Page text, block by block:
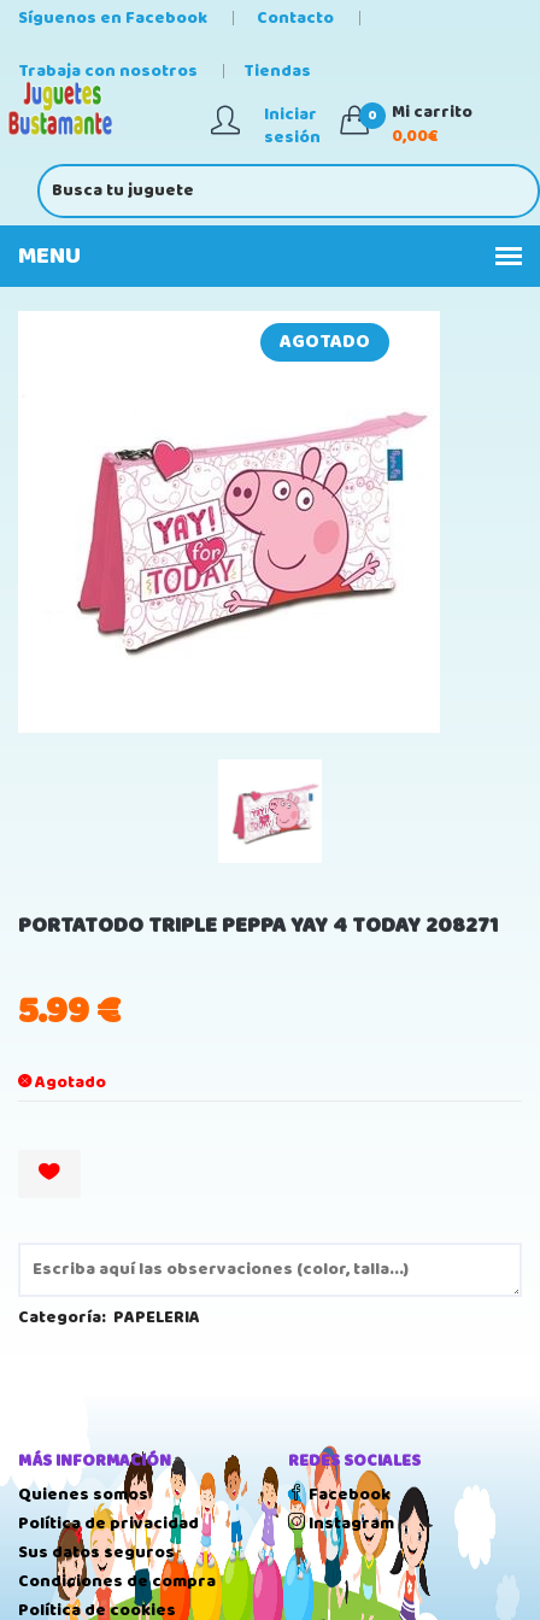
Síguenos en Facebook
Contacto
Trabaja con nosotros
Tiendas
Iniciar
sesión
0
Mi carrito
0,00€
AGOTADO
PORTATODO TRIPLE PEPPA YAY 4 TODAY 208271
5.99€
Agotado
Categoría: PAPELERIA
MÁS INFORMACIÓN
Quienes somos
Política de privacidad
Sus datos seguros
Condiciones de compra
Política de cookies
REDES SOCIALES
Facebook
Instagram